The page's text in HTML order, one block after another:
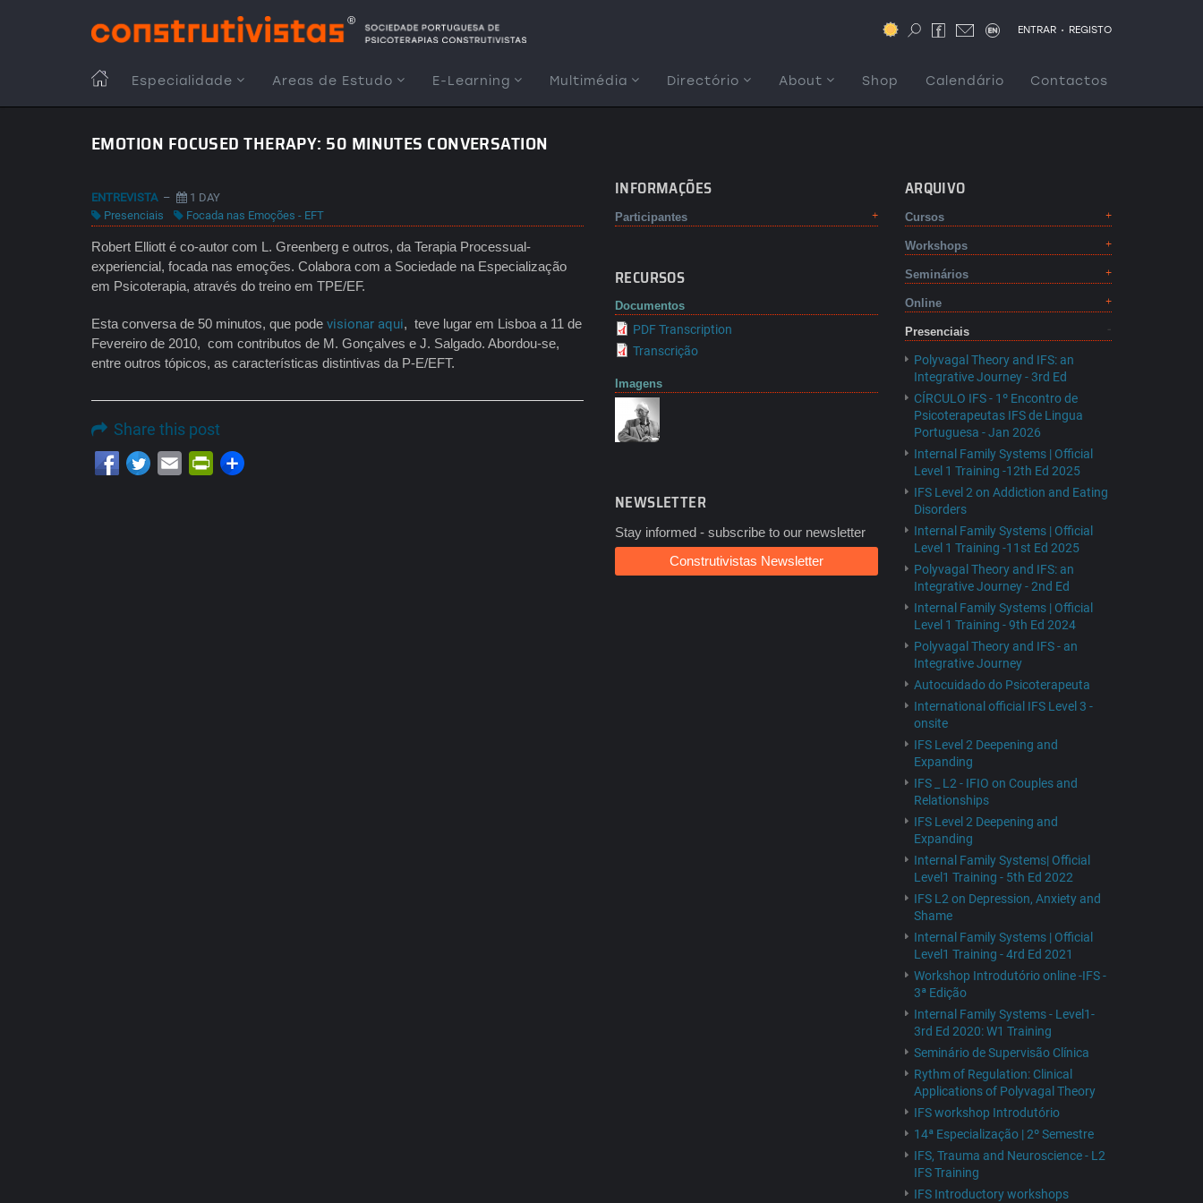
ENTRAR . REGISTO
MAIN
NAVIGATION
Especialidade Areas de Estudo E-Learning Multimédia Directório About Shop Calendário Contactos
EMOTION FOCUSED THERAPY: 50 MINUTES CONVERSATION
ENTREVISTA –
1 DAY
Presenciais
Focada nas Emoções - EFT
Robert Elliott é co-autor com L. Greenberg e outros, da Terapia Processual-
experiencial, focada nas emoções. Colabora com a Sociedade na Especialização
em Psicoterapia, através do treino em TPE/EF.
Esta conversa de 50 minutos, que pode visionar aqui, teve lugar em Lisboa a 11 de
Fevereiro de 2010, com contributos de M. Gonçalves e J. Salgado. Abordou-se,
entre outros tópicos, as características distintivas da P-E/EFT.
Share this post
Email PrintFriendly
INFORMAÇÕES
Participantes
RECURSOS
Documentos
PDF Transcription
Transcrição
Imagens
NEWSLETTER
Stay informed - subscribe to our newsletter
Construtivistas Newsletter
ARQUIVO
Cursos
Workshops
Seminários
Online
Presenciais
Polyvagal Theory and IFS: an
Integrative Journey - 3rd Ed
CÍRCULO IFS - 1º Encontro de
Psicoterapeutas IFS de Lingua
Portuguesa - Jan 2026
Internal Family Systems | Official
Level 1 Training -12th Ed 2025
IFS Level 2 on Addiction and Eating
Disorders
Internal Family Systems | Official
Level 1 Training -11st Ed 2025
Polyvagal Theory and IFS: an
Integrative Journey - 2nd Ed
Internal Family Systems | Official
Level 1 Training - 9th Ed 2024
Polyvagal Theory and IFS - an
Integrative Journey
Autocuidado do Psicoterapeuta
International official IFS Level 3 -
onsite
IFS Level 2 Deepening and
Expanding
IFS _ L2 - IFIO on Couples and
Relationships
IFS Level 2 Deepening and
Expanding
Internal Family Systems| Official
Level1 Training - 5th Ed 2022
IFS L2 on Depression, Anxiety and
Shame
Internal Family Systems | Official
Level1 Training - 4rd Ed 2021
Workshop Introdutório online -IFS -
3ª Edição
Internal Family Systems - Level1-
3rd Ed 2020: W1 Training
Seminário de Supervisão Clínica
Rythm of Regulation: Clinical
Applications of Polyvagal Theory
IFS workshop Introdutório
14ª Especialização | 2º Semestre
IFS, Trauma and Neuroscience - L2
IFS Training
IFS Introductory workshops